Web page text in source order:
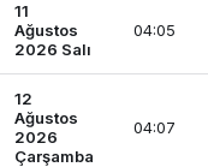
11
Ağustos
2026 Salı
04:05
12
Ağustos
2026
Çarşamba
04:07